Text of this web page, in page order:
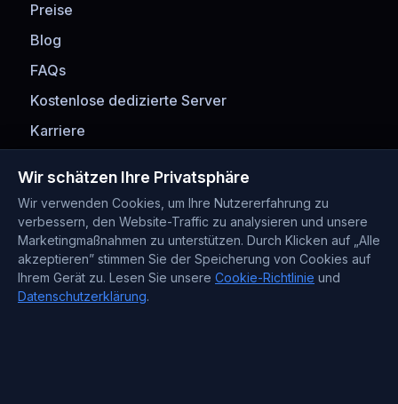
Preise
Blog
FAQs
Kostenlose dedizierte Server
Karriere
Zahlungsmethoden
Wir schätzen Ihre Privatsphäre
Wir verwenden Cookies, um Ihre Nutzererfahrung zu
verbessern, den Website-Traffic zu analysieren und unsere
Marketingmaßnahmen zu unterstützen. Durch Klicken auf „Alle
akzeptieren” stimmen Sie der Speicherung von Cookies auf
Ihrem Gerät zu. Lesen Sie unsere Cookie-Richtlinie und
Datenschutzerklärung.